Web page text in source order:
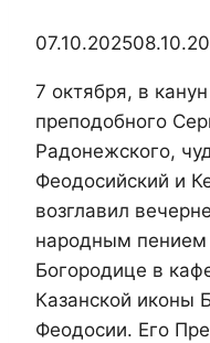
07.10.2025
7 октября, в
преподобного
Радонежского,
Феодосийский и
возглавил
народным пением
Богородице в
Казанской иконы
Феодосии. Его